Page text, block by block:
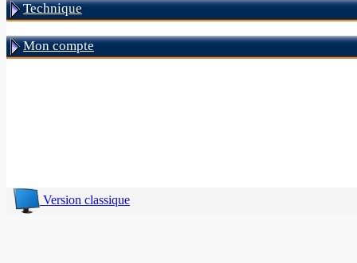
Technique
Mon compte
Version classique